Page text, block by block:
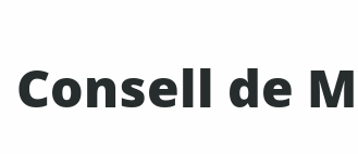
Consell de